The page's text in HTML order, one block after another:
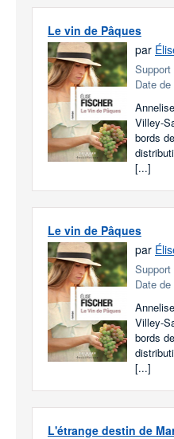
Le vin de Pâques
par
Support
Date
Villey-
bords
[...]
Le vin de Pâques
par
Support
Date
Villey-
bords
[...]
L'étrange destin de